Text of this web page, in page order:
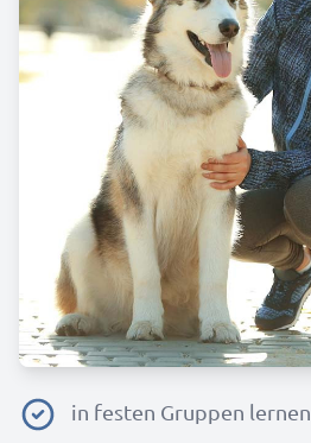
in festen Gruppen lernen